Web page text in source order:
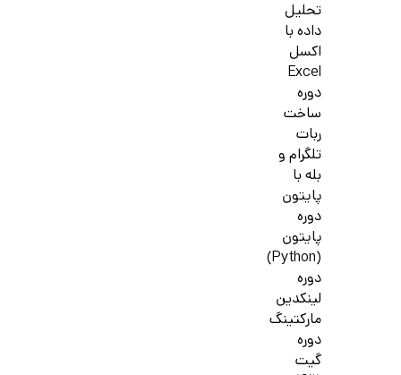
تحلیل
داده با
اکسل
Excel
دوره
ساخت
ربات
تلگرام و
بله با
پایتون
دوره
پایتون
(Python)
دوره
لینکدین
مارکتینگ
دوره
گیت